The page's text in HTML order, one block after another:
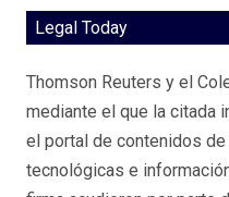
Legal Today
Thomson Reuters y el
mediante el que la citada
el portal de contenidos
tecnológicas e